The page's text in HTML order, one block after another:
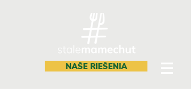
NAŠE RIEŠENIA